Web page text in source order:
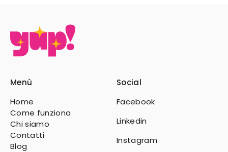
Menù
Home
Come funziona
Chi siamo
Contatti
Blog
Social
Facebook
Linkedin
Instagram